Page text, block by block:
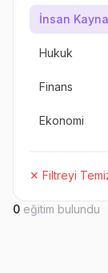
İnsan
Hukuk
Finans
Ekonomi
✕ Filtreyi
0 eğitim bulundu